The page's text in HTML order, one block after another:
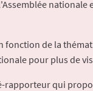
nationale
fonction de la
pour plus de
rapporteur qui